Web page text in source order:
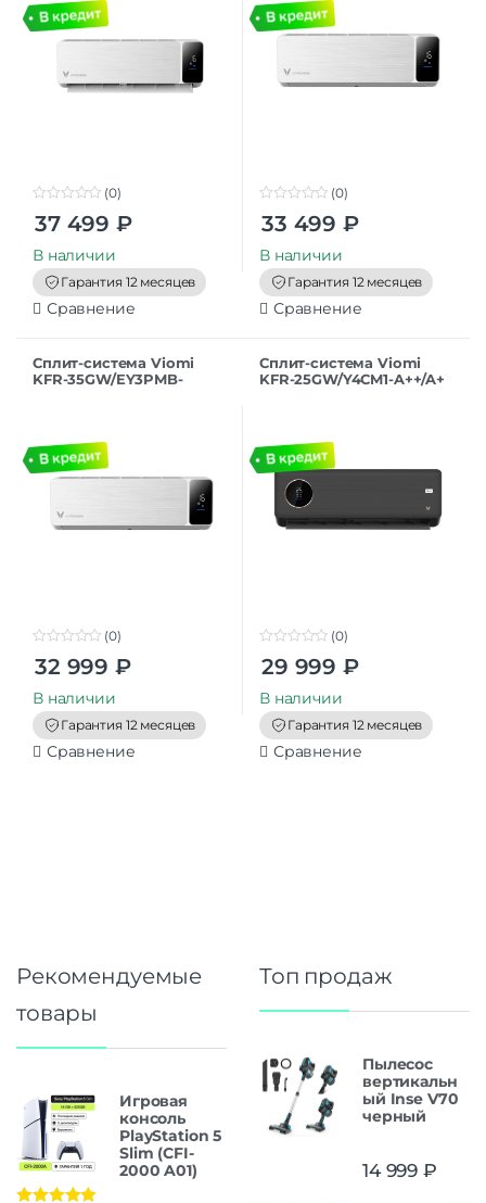
o
t
o
f
5
(0)
37 499 ₽
В наличии
Гарантия 12 месяцев
Сравнение
o
t
o
f
5
(0)
33 499 ₽
В наличии
Гарантия 12 месяцев
Сравнение
Сплит-система Viomi
KFR-35GW/EY3PMB-
o
t
o
f
5
(0)
32 999 ₽
В наличии
Гарантия 12 месяцев
Сравнение
Сплит-система Viomi
KFR-25GW/Y4CM1-A++/A+
o
t
o
f
5
(0)
29 999 ₽
В наличии
Гарантия 12 месяцев
Сравнение
Рекомендуемые
товары
Игровая
консоль
PlayStation 5
Slim (CFI-
2000 A01)
Топ продаж
Пылесос
вертикальн
ый Inse V70
черный
14 999 ₽